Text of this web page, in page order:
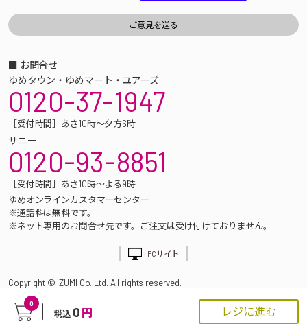
0
税込 0 円 レジに進む
■ お問合せ
ゆめタウン・ゆめマート・ユアーズ
0120-37-1947
［受付時間］あさ10時～夕方6時
サニー
0120-93-8851
［受付時間］あさ10時～よる9時
ゆめオンラインカスタマーセンター
※通話料は無料です。
※ネット専用のお問合せ先です。ご注文は受け付けておりません。
PCサイト
Copyright © IZUMI Co.,Ltd. All rights reserved.